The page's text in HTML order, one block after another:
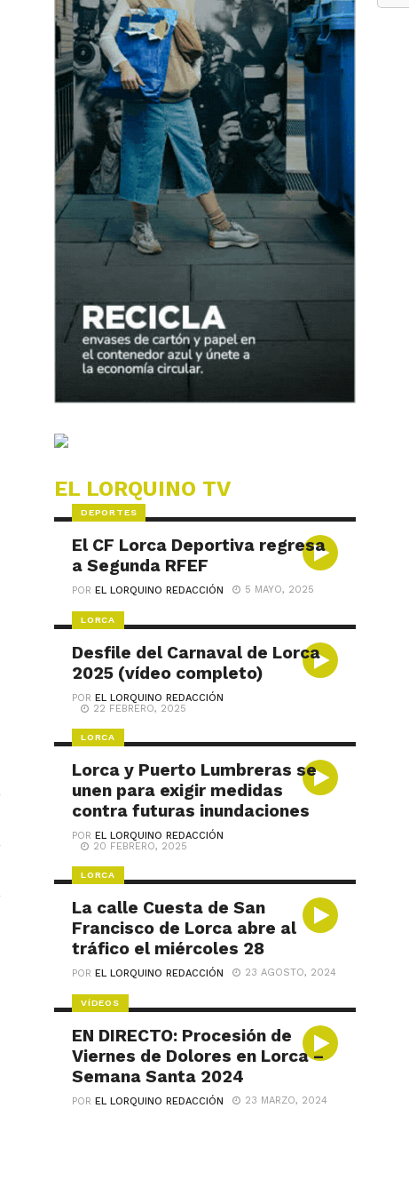
EL LORQUINO TV
DEPORTES
El CF Lorca Deportiva regresa
a Segunda RFEF
POREL LORQUINO REDACCIÓN 5 MAYO, 2025
LORCA
Desfile del Carnaval de Lorca
2025 (vídeo completo)
POREL LORQUINO REDACCIÓN
22 FEBRERO, 2025
LORCA
Lorca y Puerto Lumbreras se
unen para exigir medidas
contra futuras inundaciones
POREL LORQUINO REDACCIÓN
20 FEBRERO, 2025
LORCA
La calle Cuesta de San
Francisco de Lorca abre al
tráfico el miércoles 28
POREL LORQUINO REDACCIÓN 23 AGOSTO, 2024
VÍDEOS
EN DIRECTO: Procesión de
Viernes de Dolores en Lorca –
Semana Santa 2024
POREL LORQUINO REDACCIÓN 23 MARZO, 2024